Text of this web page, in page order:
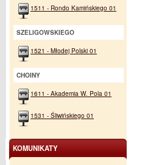
1511 - Rondo Kamińskiego 01
SZELIGOWSKIEGO
1521 - Młodej Polski 01
CHOINY
1611 - Akademia W. Pola 01
1531 - Śliwińskiego 01
KOMUNIKATY